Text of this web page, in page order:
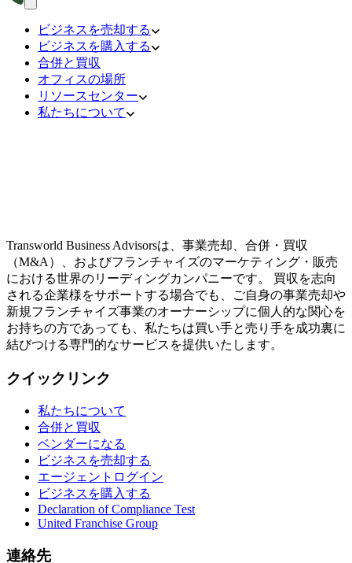
ビジネスを売却する
ビジネスを購入する
合併と買収
オフィスの場所
リソースセンター
私たちについて
Transworld Business Advisorsは、事業売却、合併・買収
（M&A）、およびフランチャイズのマーケティング・販売
における世界のリーディングカンパニーです。 買収を志向
される企業様をサポートする場合でも、ご自身の事業売却や
新規フランチャイズ事業のオーナーシップに個人的な関心を
お持ちの方であっても、私たちは買い手と売り手を成功裏に
結びつける専門的なサービスを提供いたします。
クイックリンク
私たちについて
合併と買収
ベンダーになる
ビジネスを売却する
エージェントログイン
ビジネスを購入する
Declaration of Compliance Test
United Franchise Group
連絡先